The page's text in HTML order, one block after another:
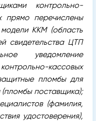
контрольно-
прямо перечислены
ККМ (область
свидетельства ЦТП
уведомление
кассовых
пломбы для
поставщика);
(фамилия,
удостоверения),